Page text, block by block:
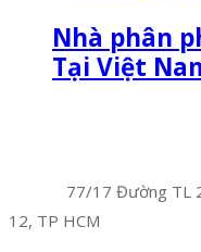
Nhà phân
Tại Việt
77/17 Đường TL
12, TP HCM